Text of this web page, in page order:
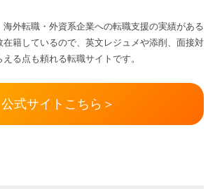
海外転職・外資系企業への転職支援の実績がある
籍しているので、英文レジュメや添削、面接対
る点も頼れる転職サイトです。
公式サイトこちら＞